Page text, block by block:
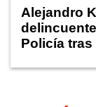
Alejandro
Policía